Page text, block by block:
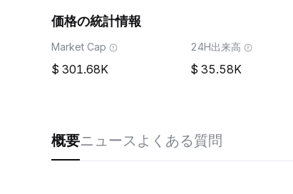
価格の統計情報
Market Cap
301.68K
24H出来高
35.58K
概要ニュースよくある質問